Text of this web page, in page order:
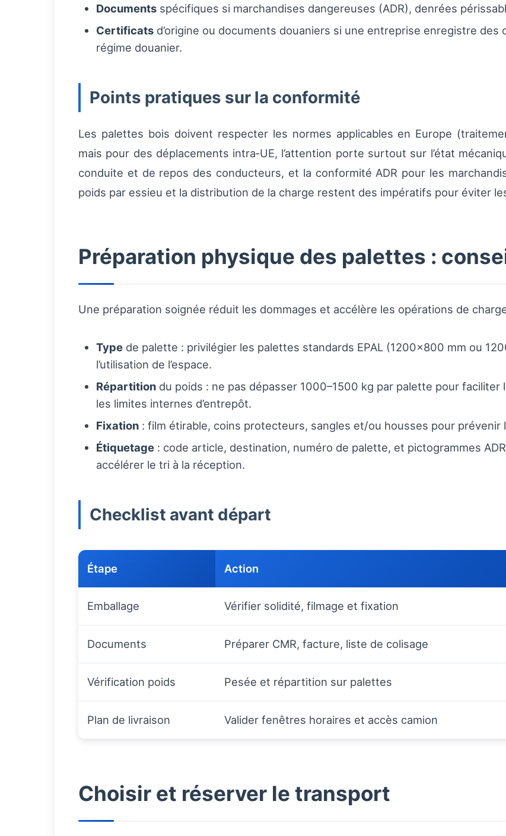
Documents spécifiques si marchandises dangereuses (ADR), denrées
Certificats d’origine ou documents douaniers si une entreprise enregistre
régime douanier.
Points pratiques sur la conformité
Les palettes bois doivent respecter les normes applicables en Europe
mais pour des déplacements intra‑UE, l’attention porte surtout sur l’état
conduite et de repos des conducteurs, et la conformité ADR pour les
poids par essieu et la distribution de la charge restent des impératifs pour éviter
Préparation physique des palettes :
Une préparation soignée réduit les dommages et accélère les opérations de
Type de palette : privilégier les palettes standards EPAL (1200×800 mm ou
l’utilisation de l’espace.
Répartition du poids : ne pas dépasser 1000–1500 kg par palette pour
les limites internes d’entrepôt.
Fixation : film étirable, coins protecteurs, sangles et/ou housses pour prévenir
Étiquetage : code article, destination, numéro de palette, et pictogrammes
accélérer le tri à la réception.
Checklist avant départ
Étape Action
Emballage Vérifier solidité, filmage et fixation
Documents Préparer CMR, facture, liste de colisage
Vérification poids Pesée et répartition sur palettes
Plan de livraison Valider fenêtres horaires et accès camion
Choisir et réserver le transport